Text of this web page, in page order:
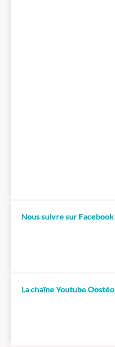
Nous suivre sur Facebook
La chaîne Youtube Oostéo